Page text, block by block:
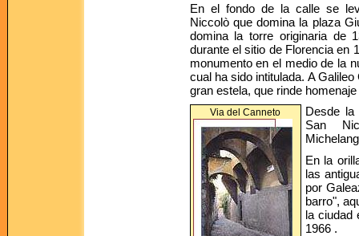
En el fondo de la calle se
Niccolò que domina la plaza
domina la torre originaria de
durante el sitio de Florencia en
monumento en el medio de la
cual ha sido intitulada. A
gran estela, que rinde
Via del Canneto
Desde la
San
En la
las
por
barro",
la ciudad
1966 .